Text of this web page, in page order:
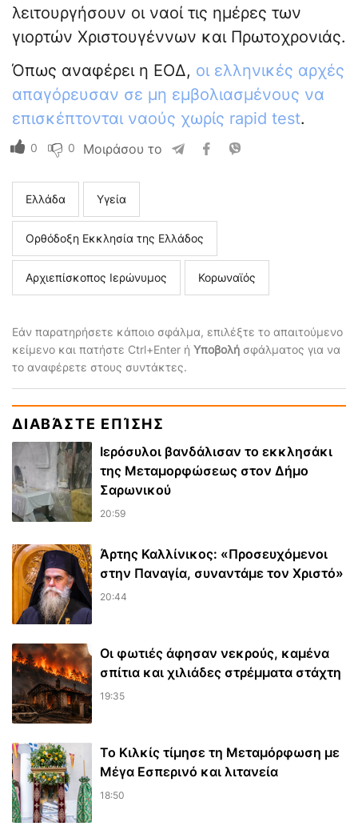
λειτουργήσουν οι ναοί τις ημέρες των
γιορτών Χριστουγέννων και Πρωτοχρονιάς.
Όπως αναφέρει η ΕΟΔ, οι ελληνικές αρχές
απαγόρευσαν σε μη εμβολιασμένους να
επισκέπτονται ναούς χωρίς rapid test.
0 0 Μοιράσου το
Ελλάδα Υγεία
Ορθόδοξη Εκκλησία της Ελλάδος
Αρχιεπίσκοπος Ιερώνυμος Κορωναϊός
Εάν παρατηρήσετε κάποιο σφάλμα, επιλέξτε το απαιτούμενο
κείμενο και πατήστε Ctrl+Enter ή Υποβολή σφάλματος για να
το αναφέρετε στους συντάκτες.
ΔΙΑΒΆΣΤΕ ΕΠΊΣΗΣ
Ιερόσυλοι βανδάλισαν το εκκλησάκι
της Μεταμορφώσεως στον Δήμο
Σαρωνικού
20:59
Άρτης Καλλίνικος: «Προσευχόμενοι
στην Παναγία, συναντάμε τον Χριστό»
20:44
Οι φωτιές άφησαν νεκρούς, καμένα
σπίτια και χιλιάδες στρέμματα στάχτη
19:35
Το Κιλκίς τίμησε τη Μεταμόρφωση με
Μέγα Εσπερινό και λιτανεία
18:50